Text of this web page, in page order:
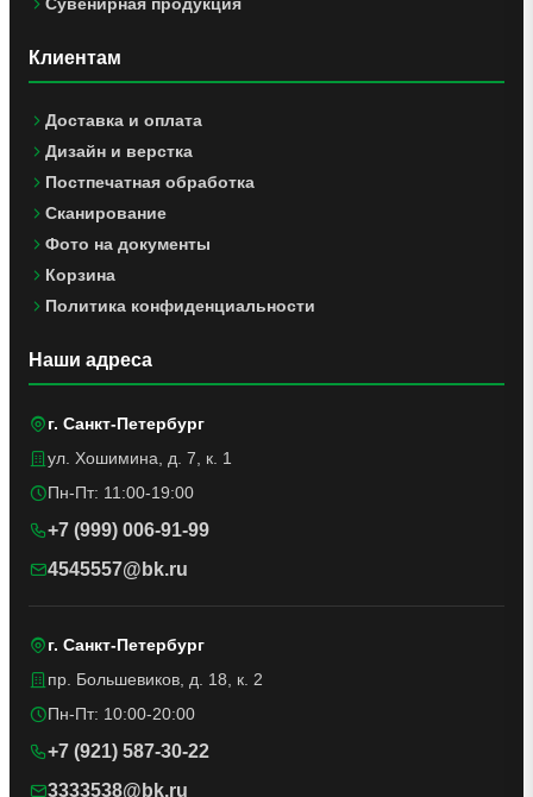
Клиентам
Доставка и оплата
Дизайн и верстка
Постпечатная обработка
Сканирование
Фото на документы
Корзина
Политика конфиденциальности
Наши адреса
г. Санкт-Петербург
ул. Хошимина, д. 7, к. 1
Пн-Пт: 11:00-19:00
+7 (999) 006-91-99
4545557@bk.ru
г. Санкт-Петербург
пр. Большевиков, д. 18, к. 2
Пн-Пт: 10:00-20:00
+7 (921) 587-30-22
3333538@bk.ru